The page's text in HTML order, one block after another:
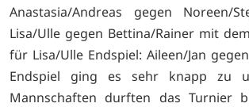
Anastasia/Andreas gegen Noreen/
Lisa/Ulle gegen Bettina/Rainer mit
für Lisa/Ulle Endspiel: Aileen/Jan
Endspiel ging es sehr knapp zu
Mannschaften durften das Turnier